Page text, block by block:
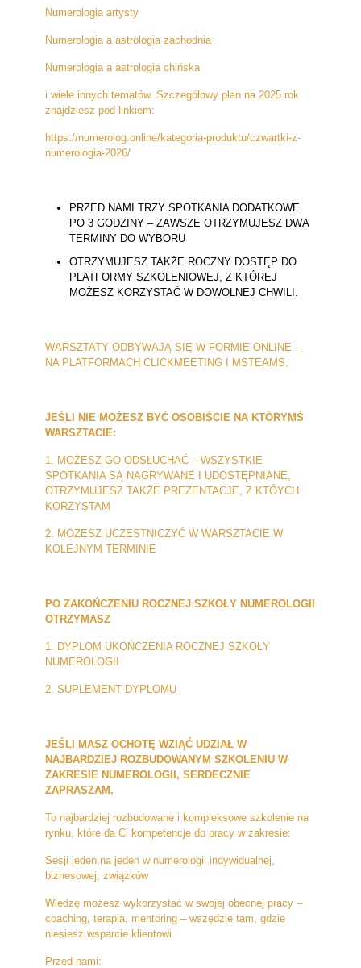
Numerologia artysty
Numerologia a astrologia zachodnia
Numerologia a astrologia chińska
i wiele innych tematów. Szczegółowy plan na 2025 rok
znajdziesz pod linkiem:
https://numerolog.online/kategoria-produktu/czwartki-z-
numerologia-2026/
PRZED NAMI TRZY SPOTKANIA DODATKOWE
PO 3 GODZINY – ZAWSZE OTRZYMUJESZ DWA
TERMINY DO WYBORU
OTRZYMUJESZ TAKŻE ROCZNY DOSTĘP DO
PLATFORMY SZKOLENIOWEJ, Z KTÓREJ
MOŻESZ KORZYSTAĆ W DOWOLNEJ CHWILI.
WARSZTATY ODBYWAJĄ SIĘ W FORMIE ONLINE –
NA PLATFORMACH CLICKMEETING I MSTEAMS.
JEŚLI NIE MOŻESZ BYĆ OSOBIŚCIE NA KTÓRYMŚ
WARSZTACIE:
1. MOŻESZ GO ODSŁUCHAĆ – WSZYSTKIE
SPOTKANIA SĄ NAGRYWANE I UDOSTĘPNIANE,
OTRZYMUJESZ TAKŻE PREZENTACJE, Z KTÓYCH
KORZYSTAM
2. MOŻESZ UCZESTNICZYĆ W WARSZTACIE W
KOLEJNYM TERMINIE
PO ZAKOŃCZENIU ROCZNEJ SZKOŁY NUMEROLOGII
OTRZYMASZ
1. DYPLOM UKOŃCZENIA ROCZNEJ SZKOŁY
NUMEROLOGII
2. SUPLEMENT DYPLOMU
JEŚLI MASZ OCHOTĘ WZIĄĆ UDZIAŁ W
NAJBARDZIEJ ROZBUDOWANYM SZKOLENIU W
ZAKRESIE NUMEROLOGII, SERDECZNIE
ZAPRASZAM.
To najbardziej rozbudowane i kompleksowe szkolenie na
rynku, które da Ci kompetencje do pracy w zakresie:
Sesji jeden na jeden w numerologii indywidualnej,
biznesowej, związków
Wiedzę możesz wykorzystać w swojej obecnej pracy –
coaching, terapia, mentoring – wszędzie tam, gdzie
niesiesz wsparcie klientowi
Przed nami: